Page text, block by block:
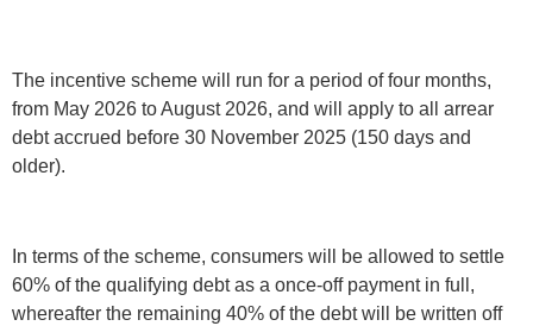
The incentive scheme will run for a period of four months,
from May 2026 to August 2026, and will apply to all arrear
debt accrued before 30 November 2025 (150 days and
older).
In terms of the scheme, consumers will be allowed to settle
60% of the qualifying debt as a once-off payment in full,
whereafter the remaining 40% of the debt will be written off